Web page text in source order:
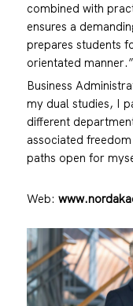
combined with
ensures a
prepares students
orientated manner.”
Business
my dual studies, I
different
associated
paths open for
Web: